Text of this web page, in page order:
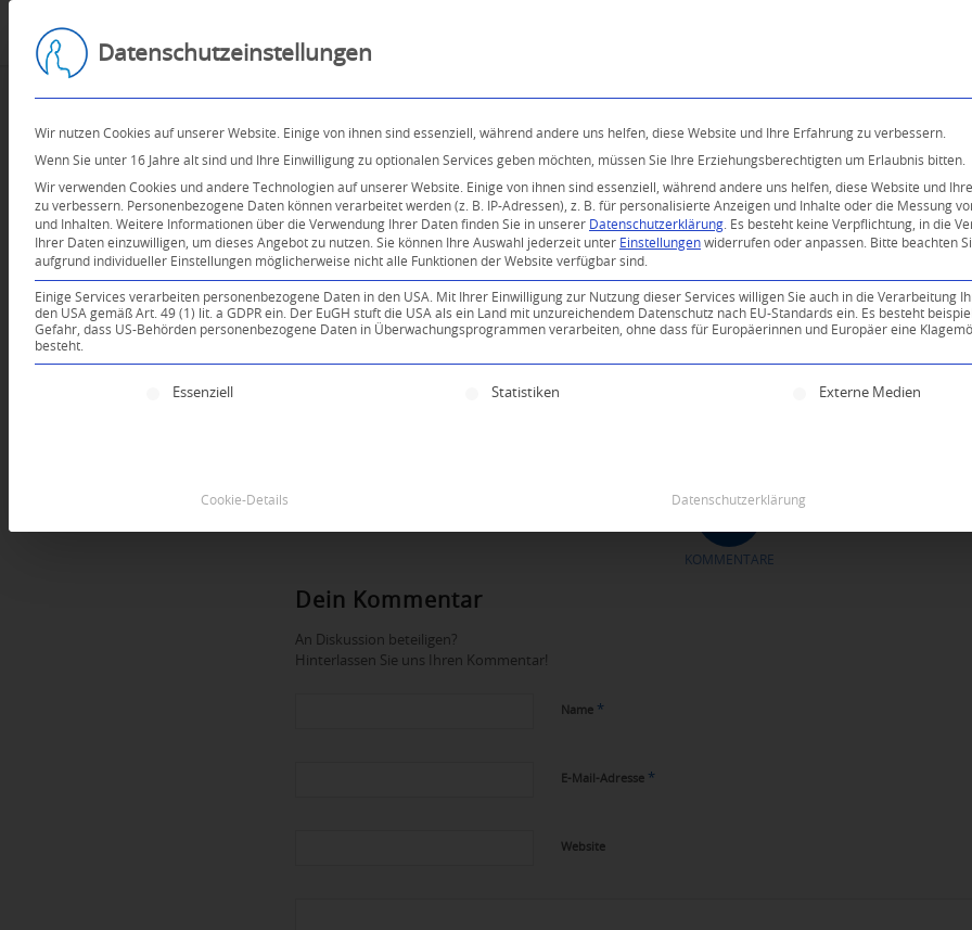
KOMMENTARE
Dein Kommentar
An Diskussion beteiligen?
Hinterlassen Sie uns Ihren Kommentar!
Name *
E-Mail-Adresse *
Website
Datenschutzeinstellungen
Wir nutzen Cookies auf unserer Website. Einige von ihnen sind essenziell, während andere uns helfen, diese Website und Ihre Erfahrung zu verbessern.
Wenn Sie unter 16 Jahre alt sind und Ihre Einwilligung zu optionalen Services geben möchten, müssen Sie Ihre Erziehungsberechtigten um Erlaubnis bitten.
Wir verwenden Cookies und andere Technologien auf unserer Website. Einige von ihnen sind essenziell, während andere uns helfen, diese Website und
zu verbessern.
Personenbezogene Daten können verarbeitet werden (z. B. IP-Adressen), z. B. für personalisierte Anzeigen und Inhalte oder die Messung
und Inhalten. Weitere Informationen über die Verwendung Ihrer Daten finden Sie in unserer Datenschutzerklärung
Es besteht keine Verpflichtung, in die
Ihrer Daten einzuwilligen, um dieses Angebot zu nutzen. Sie können Ihre Auswahl jederzeit unter Einstellungen widerrufen oder anpassen.
Bitte beachten
aufgrund individueller Einstellungen möglicherweise nicht alle Funktionen der Website verfügbar sind.
Einige Services verarbeiten personenbezogene Daten in den USA. Mit Ihrer Einwilligung zur Nutzung dieser Services willigen Sie auch in die Verarbeitung
den USA gemäß Art. 49 (1) lit. a GDPR ein. Der EuGH stuft die USA als ein Land mit unzureichendem Datenschutz nach EU-Standards ein. Es besteht
Gefahr, dass US-Behörden personenbezogene Daten in Überwachungsprogrammen verarbeiten, ohne dass für Europäerinnen und Europäer eine
besteht.
Es folgt eine Liste der Service-Gruppen, für die eine Einwilligung erteilt werden kann. Die erste
Essenziell Statistiken Externe Medien
Cookie-Details Datenschutzerklärung